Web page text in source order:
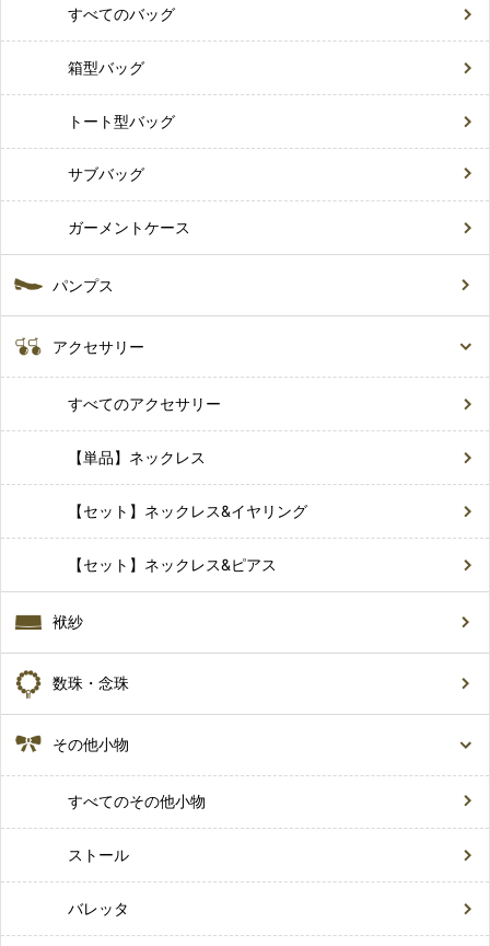
すべてのバッグ
箱型バッグ
トート型バッグ
サブバッグ
ガーメントケース
パンプス
アクセサリー
すべてのアクセサリー
【単品】ネックレス
【セット】ネックレス&イヤリング
【セット】ネックレス&ピアス
袱紗
数珠・念珠
その他小物
すべてのその他小物
ストール
バレッタ